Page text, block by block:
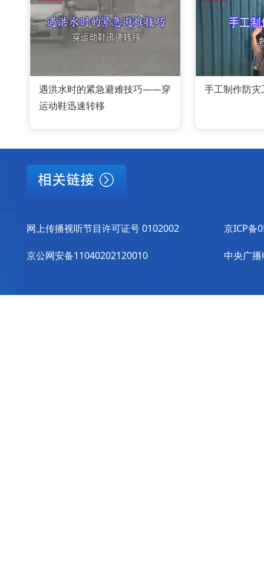
遇洪水时的紧急避难技巧——穿
运动鞋迅速转移
手工制作防
网上传播视听节目许可证号 0102002
京公网安备11040202120010
京ICP备
中央广